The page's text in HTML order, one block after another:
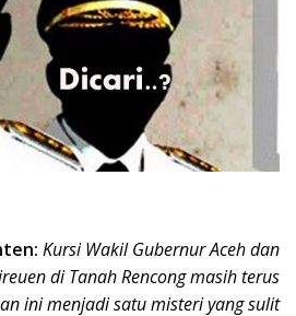
Kursi Wakil Gubernur Aceh dan
di Tanah Rencong masih terus
ini menjadi satu misteri yang sulit